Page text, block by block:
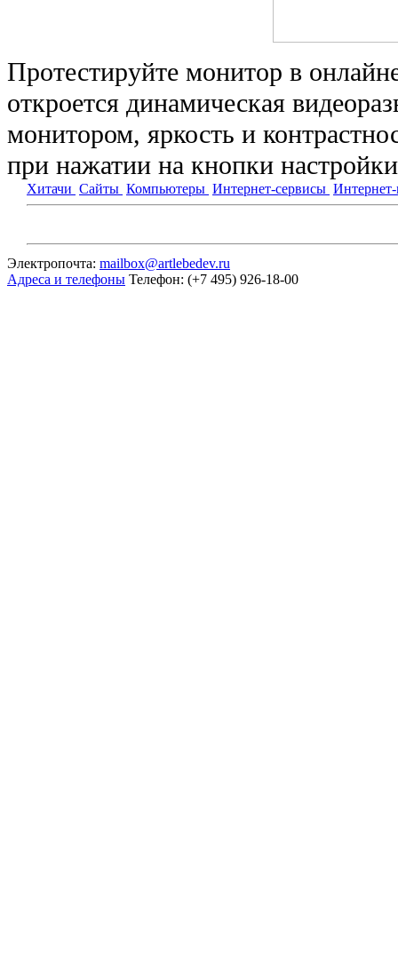
Протестируйте монитор в
откроется динамическая
монитором, яркость и
при нажатии на кнопки
Хитачи Сайты Компьютеры Интернет-сервисы
Электропочта: mailbox@artlebedev.ru
Адреса и телефоны Телефон: (+7 495) 926-18-00